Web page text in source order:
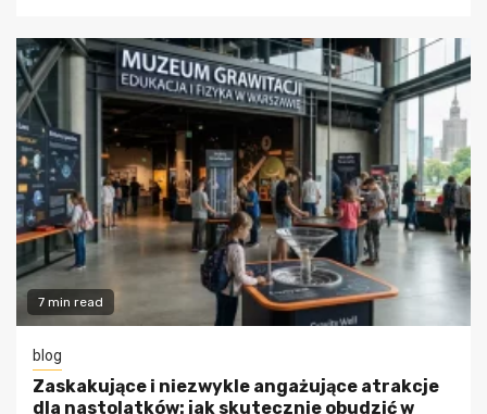
7 min read
blog
Zaskakujące i niezwykle angażujące atrakcje
dla nastolatków: jak skutecznie obudzić w